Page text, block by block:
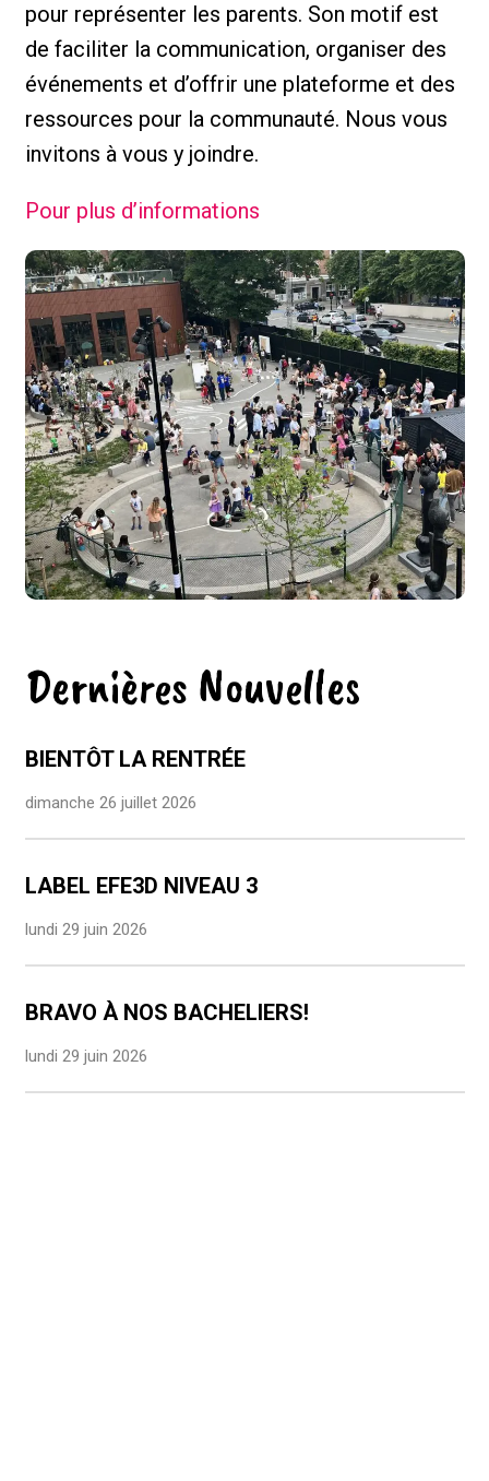
pour représenter les parents. Son motif est
de faciliter la communication, organiser des
événements et d’offrir une plateforme et des
ressources pour la communauté. Nous vous
invitons à vous y joindre.
Pour plus d’informations
Dernières Nouvelles
BIENTÔT LA RENTRÉE
dimanche 26 juillet 2026
LABEL EFE3D NIVEAU 3
lundi 29 juin 2026
BRAVO À NOS BACHELIERS!
lundi 29 juin 2026